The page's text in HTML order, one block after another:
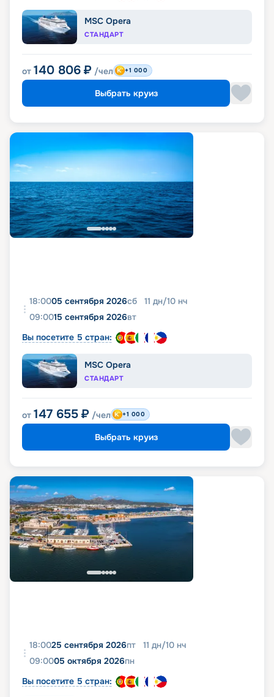
MSC Opera
СТАНДАРТ
от 140 806 ₽ /чел +1 000
Выбрать круиз
18:0005 сентября 2026сб 11 дн/10 нч
09:0015 сентября 2026вт
Вы посетите 5 стран:
MSC Opera
СТАНДАРТ
от 147 655 ₽ /чел +1 000
Выбрать круиз
18:0025 сентября 2026пт 11 дн/10 нч
09:0005 октября 2026пн
Вы посетите 5 стран: